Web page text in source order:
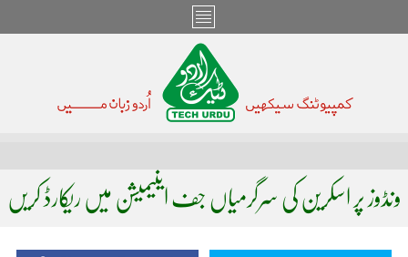
ونڈوز پر اسکرین کی سرگرمیاں جف اینیمیشن میں ریکارڈ کریں